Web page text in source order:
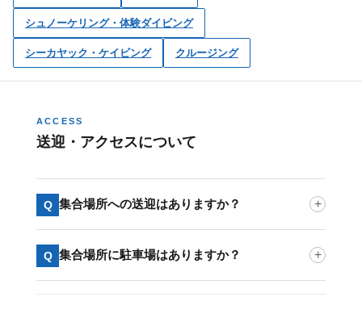
シュノーケリング・体験ダイビング
シーカヤック・ケイビング クルージング
ACCESS
送迎・アクセスについて
Q 集合場所への送迎はありますか？ +
Q 集合場所に駐車場はありますか？ +